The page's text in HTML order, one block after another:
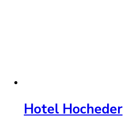
Hotel Hocheder